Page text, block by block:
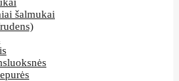
šalmukai